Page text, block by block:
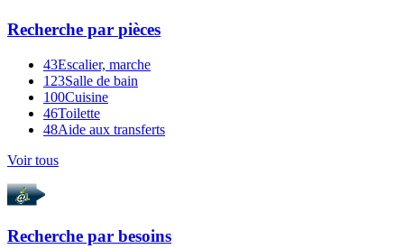
Recherche par pièces
43Escalier, marche
123Salle de bain
100Cuisine
46Toilette
48Aide aux transferts
Voir tous
Recherche par besoins